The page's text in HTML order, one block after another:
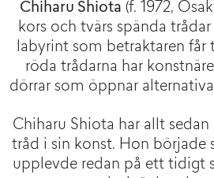
Chiharu Shiota (f. 1972,
kors och tvärs spända
labyrint som betraktaren får
röda trådarna har
dörrar som öppnar
Chiharu Shiota har allt
tråd i sin konst. Hon började
upplevde redan på ett tidigt